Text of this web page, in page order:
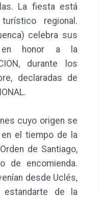
La fiesta está
regional.
celebra sus
en honor a la
durante los
declaradas de
cuyo origen se
el tiempo de la
de Santiago,
de encomienda.
desde Uclés,
estandarte de la